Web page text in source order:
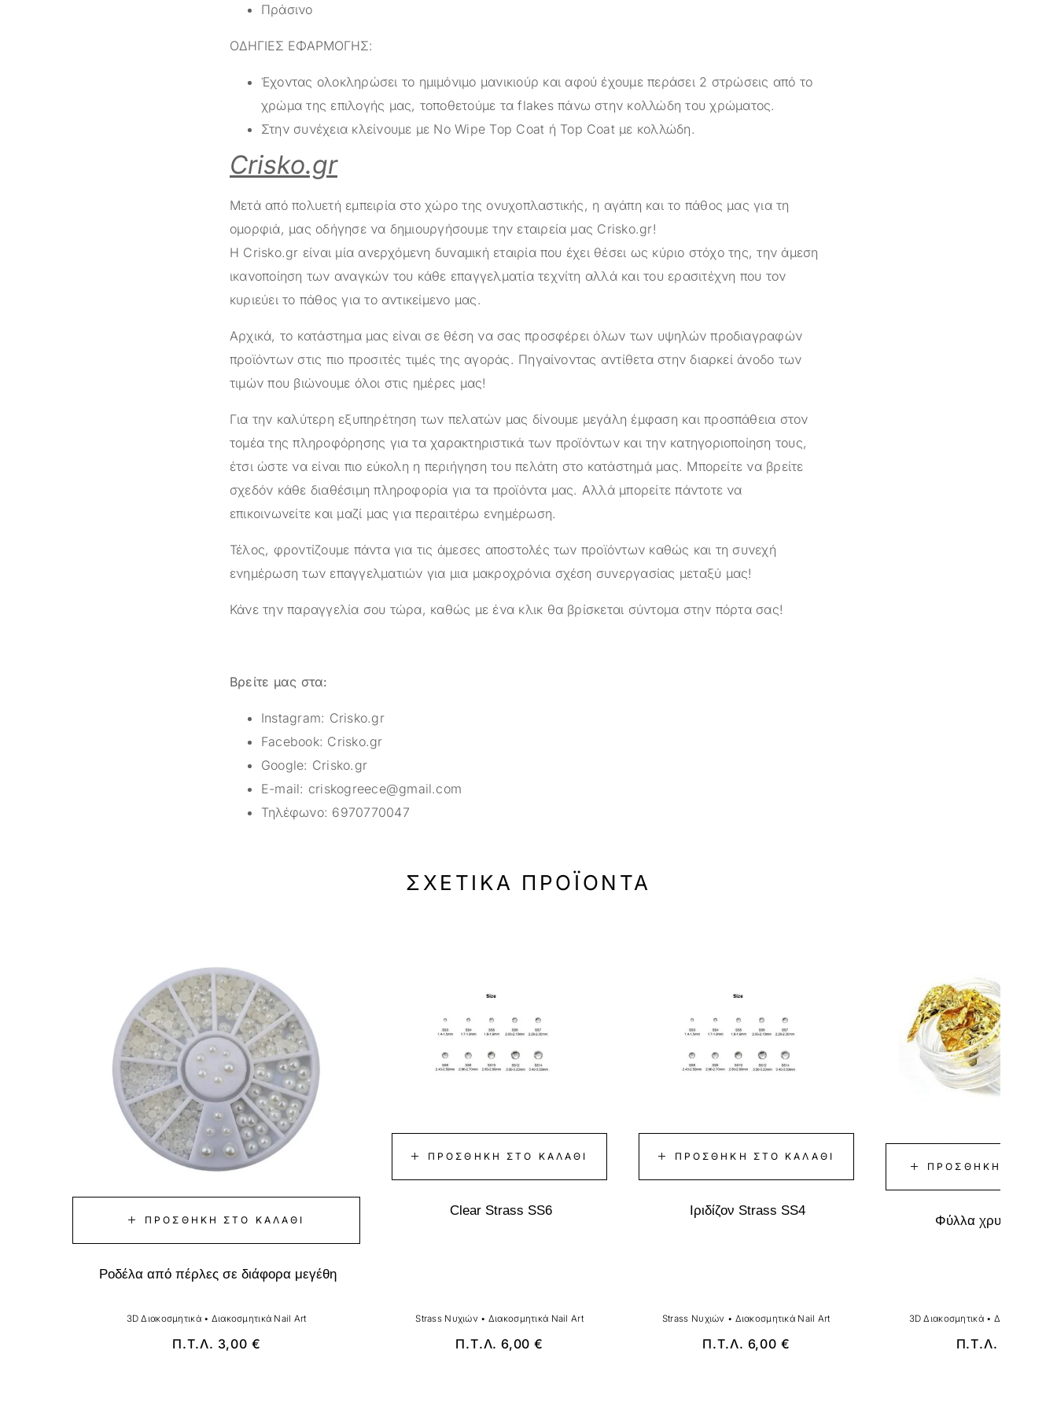
Πράσινο
ΟΔΗΓΙΕΣ ΕΦΑΡΜΟΓΗΣ:
Έχοντας ολοκληρώσει το ημιμόνιμο μανικιούρ και αφού έχουμε περάσει 2 στρώσεις από το
χρώμα της επιλογής μας, τοποθετούμε τα flakes πάνω στην κολλώδη του χρώματος.
Στην συνέχεια κλείνουμε με No Wipe Top Coat ή Top Coat με κολλώδη.
Crisko.gr
Μετά από πολυετή εμπειρία στο χώρο της ονυχοπλαστικής, η αγάπη και το πάθος μας για τη
ομορφιά, μας οδήγησε να δημιουργήσουμε την εταιρεία μας Crisko.gr!
Η Crisko.gr είναι μία ανερχόμενη δυναμική εταιρία που έχει θέσει ως κύριο στόχο της, την άμεση
ικανοποίηση των αναγκών του κάθε επαγγελματία τεχνίτη αλλά και του ερασιτέχνη που τον
κυριεύει το πάθος για το αντικείμενο μας.
Αρχικά, το κατάστημα μας είναι σε θέση να σας προσφέρει όλων των υψηλών προδιαγραφών
προϊόντων στις πιο προσιτές τιμές της αγοράς. Πηγαίνοντας αντίθετα στην διαρκεί άνοδο των
τιμών που βιώνουμε όλοι στις ημέρες μας!
Για την καλύτερη εξυπηρέτηση των πελατών μας δίνουμε μεγάλη έμφαση και προσπάθεια στον
τομέα της πληροφόρησης για τα χαρακτηριστικά των προϊόντων και την κατηγοριοποίηση τους,
έτσι ώστε να είναι πιο εύκολη η περιήγηση του πελάτη στο κατάστημά μας. Μπορείτε να βρείτε
σχεδόν κάθε διαθέσιμη πληροφορία για τα προϊόντα μας. Αλλά μπορείτε πάντοτε να
επικοινωνείτε και μαζί μας για περαιτέρω ενημέρωση.
Τέλος, φροντίζουμε πάντα για τις άμεσες αποστολές των προϊόντων καθώς και τη συνεχή
ενημέρωση των επαγγελματιών για μια μακροχρόνια σχέση συνεργασίας μεταξύ μας!
Κάνε την παραγγελία σου τώρα, καθώς με ένα κλικ θα βρίσκεται σύντομα στην πόρτα σας!
Βρείτε μας στα:
Instagram: Crisko.gr
Facebook: Crisko.gr
Google: Crisko.gr
E-mail: criskogreece@gmail.com
Τηλέφωνο: 6970770047
ΣΧΕΤΙΚΆ ΠΡΟΪΌΝΤΑ
ΠΡΟΣΘΉΚΗ ΣΤΟ ΚΑΛΆΘΙ
Ροδέλα από πέρλες σε διάφορα μεγέθη
3D Διακοσμητικά• Διακοσμητικά Nail Art
Π.Τ.Λ. 3,00 €
ΠΡΟΣΘΉΚΗ ΣΤΟ ΚΑΛΆΘΙ
Clear Strass SS6
Strass Νυχιών • Διακοσμητικά Nail Art
Π.Τ.Λ. 6,00 €
ΠΡΟΣΘΉΚΗ ΣΤΟ ΚΑΛΆΘΙ
Ιριδίζον Strass SS4
Strass Νυχιών • Διακοσμητικά Nail Art
Π.Τ.Λ. 6,00 €
ΠΡΟΣΘΉΚΗ ΣΤΟ
Φύλλα χρυσού
3D Διακοσμητικά•
Π.Τ.Λ.